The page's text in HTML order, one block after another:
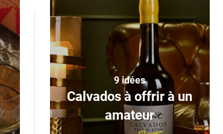
9 idées
Calvados à offrir à un
amateur